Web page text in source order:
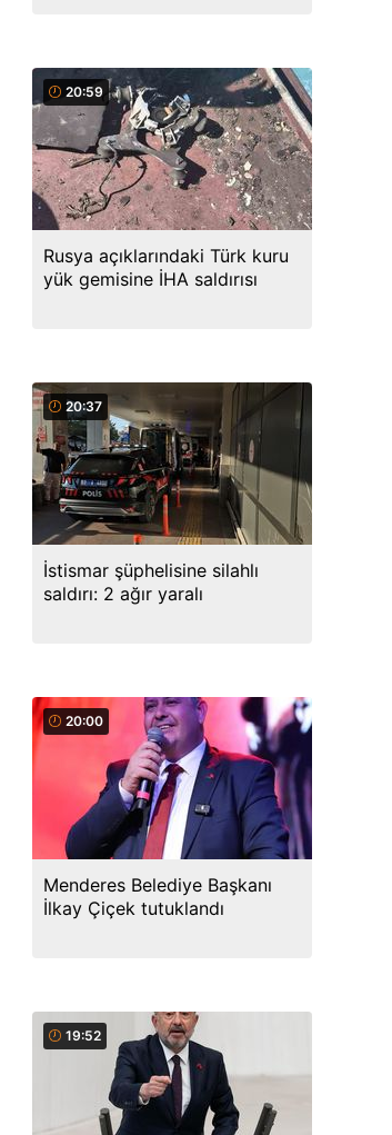
20:59
Rusya açıklarındaki Türk kuru
yük gemisine İHA saldırısı
20:37
İstismar şüphelisine silahlı
saldırı: 2 ağır yaralı
20:00
Menderes Belediye Başkanı
İlkay Çiçek tutuklandı
19:52